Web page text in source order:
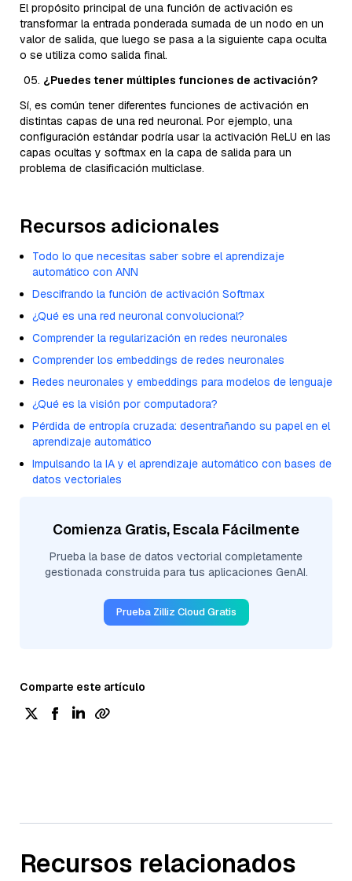
El propósito principal de una función de activación es
transformar la entrada ponderada sumada de un nodo en un
valor de salida, que luego se pasa a la siguiente capa oculta
o se utiliza como salida final.
¿Puedes tener múltiples funciones de activación?
Sí, es común tener diferentes funciones de activación en
distintas capas de una red neuronal. Por ejemplo, una
configuración estándar podría usar la activación ReLU en las
capas ocultas y softmax en la capa de salida para un
problema de clasificación multiclase.
Recursos adicionales
Todo lo que necesitas saber sobre el aprendizaje
automático con ANN
Descifrando la función de activación Softmax
¿Qué es una red neuronal convolucional?
Comprender la regularización en redes neuronales
Comprender los embeddings de redes neuronales
Redes neuronales y embeddings para modelos de lenguaje
¿Qué es la visión por computadora?
Pérdida de entropía cruzada: desentrañando su papel en el
aprendizaje automático
Impulsando la IA y el aprendizaje automático con bases de
datos vectoriales
Comienza Gratis, Escala Fácilmente
Prueba la base de datos vectorial completamente
gestionada construida para tus aplicaciones GenAI.
Prueba Zilliz Cloud Gratis
Comparte este artículo
Recursos relacionados